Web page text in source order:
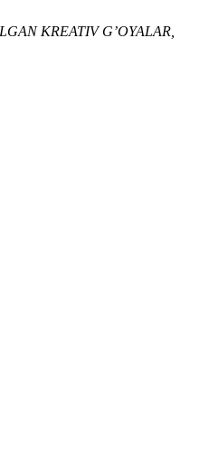
KREATIV G’OYALAR,